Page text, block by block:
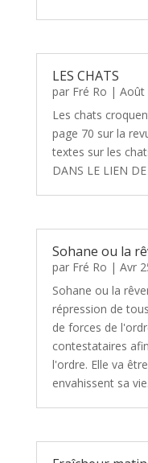
LES CHATS
par Fré Ro | Août
Les chats
page 70 sur la
textes sur les
DANS LE LIEN
Sohane ou la
par Fré Ro | Avr
Sohane ou la
répression de
de forces de
contestataires
l'ordre. Elle va
envahissent sa